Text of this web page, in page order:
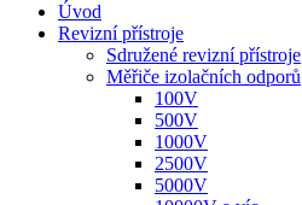
Úvod
Revizní přístroje
Sdružené revizní přístroje
Měřiče izolačních odporů
100V
500V
1000V
2500V
5000V